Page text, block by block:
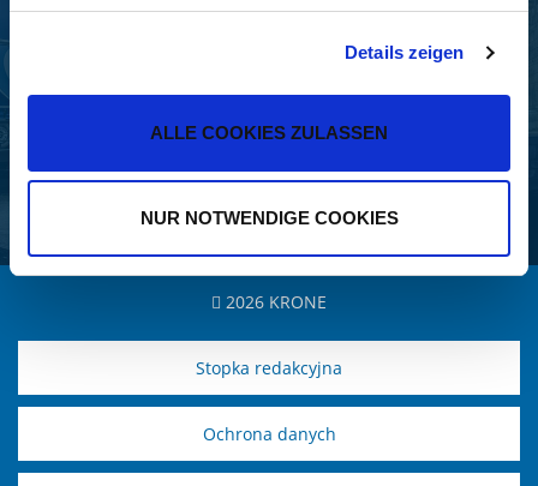
Details zeigen
ALLE COOKIES ZULASSEN
NUR NOTWENDIGE COOKIES
+49 5951 209-0
+49 5951 209 98-268
info.nfz@krone.de
2026 KRONE
Stopka redakcyjna
Ochrona danych